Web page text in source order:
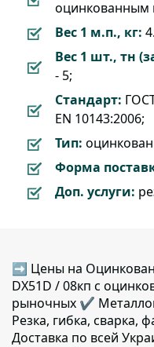
оцинкованным
Вес 1 м.п., кг:
Вес 1 шт., тн
- 5;
Стандарт:
EN 10143:2006;
Тип:
Форма
Доп. услуги:
➡ Цены на
DX51D / 08кп с
рыночных ✔️
Резка, гибка, сварка,
Доставка по всей